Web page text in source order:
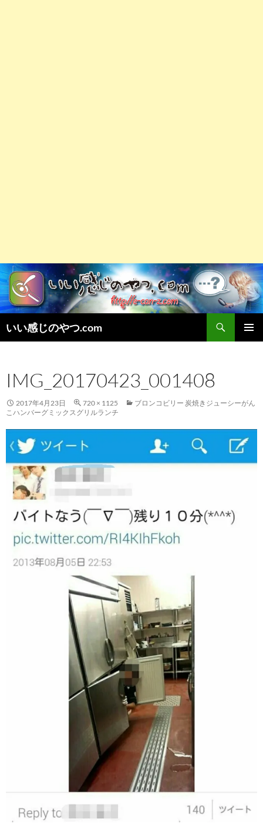
いい感じのやつ.com
索
ン
ツ
へ
ス
プ
IMG_20170423_001408
2017年4月23日 720 × 1125
ブロンコビリー 炭焼きジューシーがん
こハンバーグミックスグリルランチ